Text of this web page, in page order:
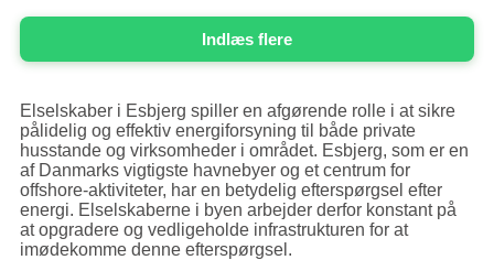
Indlæs flere
Elselskaber i Esbjerg spiller en afgørende rolle i at sikre
pålidelig og effektiv energiforsyning til både private
husstande og virksomheder i området. Esbjerg, som er en
af Danmarks vigtigste havnebyer og et centrum for
offshore-aktiviteter, har en betydelig efterspørgsel efter
energi. Elselskaberne i byen arbejder derfor konstant på
at opgradere og vedligeholde infrastrukturen for at
imødekomme denne efterspørgsel.